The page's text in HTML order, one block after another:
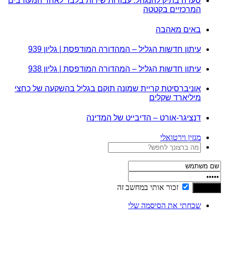
המרכזיים בקטטה
באים מאהבה
עיתון חדשות הגליל – המהדורה המודפסת | גליון 939
עיתון חדשות הגליל – המהדורה המודפסת | גליון 938
אוניברסיטת קריית שמונה תוקם בגליל בהשקעה של כחצי
מיליארד שקלים
דנציגר-אורט – הדיבייט של המדינה
מגזין וירטואלי
זכור אותי במחשב זה
שכחתי את הסיסמה שלי